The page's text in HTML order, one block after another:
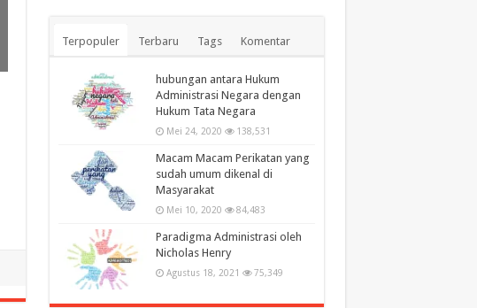
Terpopuler Terbaru Tags Komentar
hubungan antara Hukum
Administrasi Negara dengan
Hukum Tata Negara
Mei 24, 2020 138,531
Macam Macam Perikatan yang
sudah umum dikenal di
Masyarakat
Mei 10, 2020 84,483
Paradigma Administrasi oleh
Nicholas Henry
Agustus 18, 2021 75,349